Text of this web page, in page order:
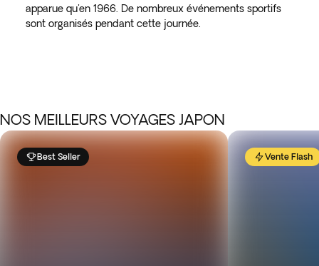
apparue qu'en 1966. De nombreux événements sportifs
sont organisés pendant cette journée.
NOS MEILLEURS VOYAGES JAPON
Best Seller Vente Flash